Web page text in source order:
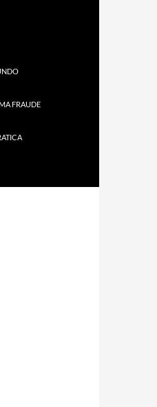
FRAUDE